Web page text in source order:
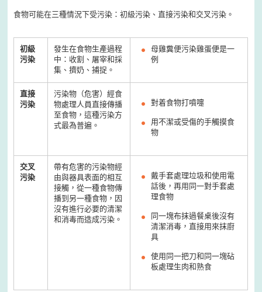
食物可能在三種情況下受污染：初級污染、直接污染和交叉污染。
初級
污染
發生在食物生產過程
中：收割、屠宰和採
集、擠奶、捕捉。
母雞糞便污染雞蛋便是一
例
直接
污染
污染物（危害）經食
物處理人員直接傳播
至食物，這種污染方
式最為普遍。
對着食物打噴嚏
用不潔或受傷的手觸摸食
物
交叉
污染
帶有危害的污染物經
由與器具表面的相互
接觸，從一種食物傳
播到另一種食物，因
沒有進行必要的清潔
和消毒而造成污染。
戴手套處理垃圾和使用電
話後，再用同一對手套處
理食物
同一塊布抹過餐桌後沒有
清潔消毒，直接用來抹廚
具
使用同一把刀和同一塊砧
板處理生肉和熟食